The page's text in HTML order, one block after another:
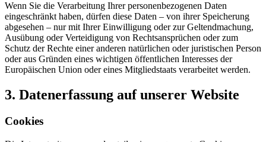
Wenn Sie die Verarbeitung Ihrer personenbezogenen Daten
eingeschränkt haben, dürfen diese Daten – von ihrer Speicherung
abgesehen – nur mit Ihrer Einwilligung oder zur Geltendmachung,
Ausübung oder Verteidigung von Rechtsansprüchen oder zum
Schutz der Rechte einer anderen natürlichen oder juristischen Person
oder aus Gründen eines wichtigen öffentlichen Interesses der
Europäischen Union oder eines Mitgliedstaats verarbeitet werden.
3. Datenerfassung auf unserer Website
Cookies